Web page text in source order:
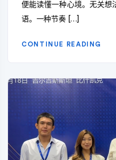
便能读懂一种心境。无关想
语。一种节奏 […]
CONTINUE READING